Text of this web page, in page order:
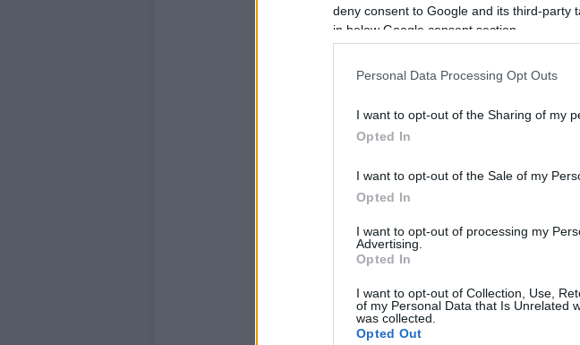
deny consent to Google and its third-party
in below Google consent section.
Personal Data Processing Opt Outs
I want to opt-out of the Sharing of my
Opted In
I want to opt-out of the Sale of my
Opted In
I want to opt-out of processing my
Advertising.
Opted In
I want to opt-out of Collection, Use,
of my Personal Data that Is Unrelated
was collected.
Opted Out